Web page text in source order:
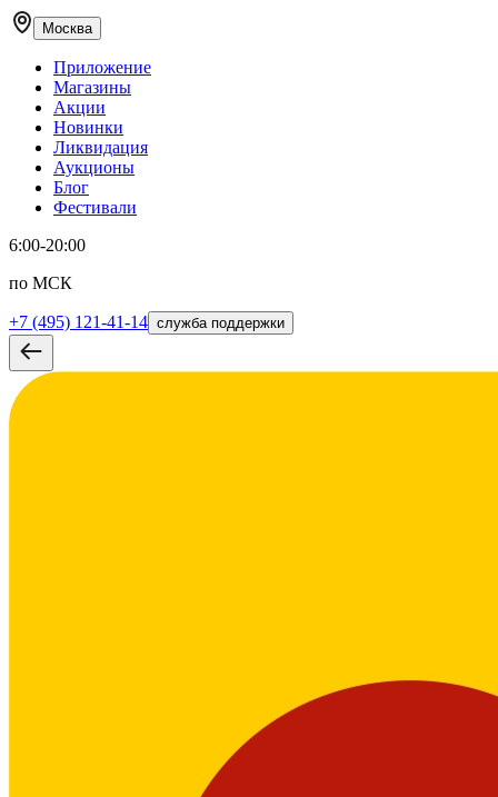
Москва
Приложение
Магазины
Акции
Новинки
Ликвидация
Аукционы
Блог
Фестивали
6:00-20:00
по МСК
+7 (495) 121-41-14 служба поддержки